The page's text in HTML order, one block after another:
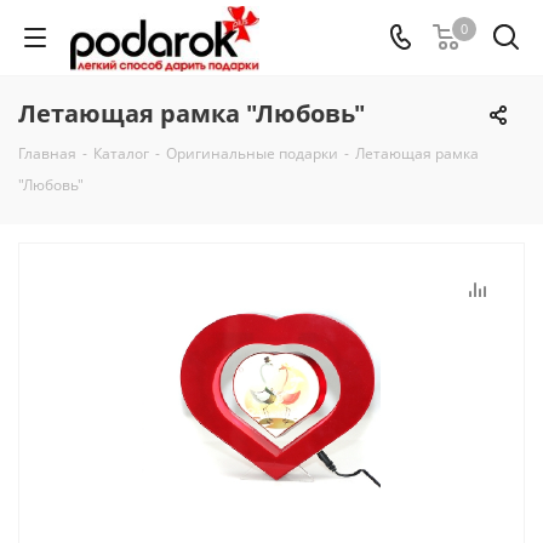
0
Летающая рамка "Любовь"
Главная - Каталог - Оригинальные подарки - Летающая рамка
"Любовь"